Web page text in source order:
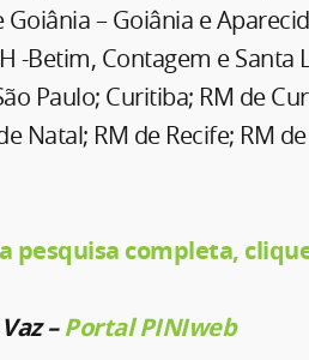
Goiânia – Goiânia e
-Betim, Contagem e Santa
Paulo; Curitiba; RM de
Natal; RM de Recife; RM
pesquisa completa,
–Portal PINIweb